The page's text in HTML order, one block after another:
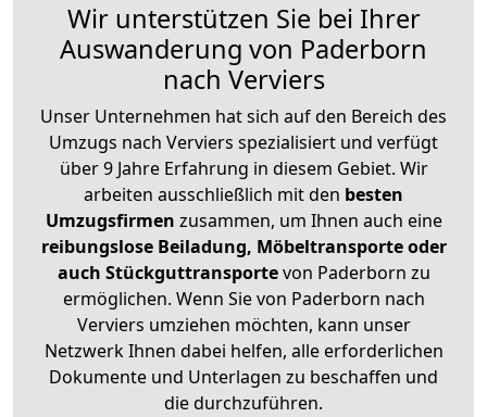
Wir unterstützen Sie bei Ihrer
Auswanderung von Paderborn
nach Verviers
Unser Unternehmen hat sich auf den Bereich des
Umzugs nach Verviers spezialisiert und verfügt
über 9 Jahre Erfahrung in diesem Gebiet. Wir
arbeiten ausschließlich mit den besten
Umzugsfirmen zusammen, um Ihnen auch eine
reibungslose Beiladung, Möbeltransporte oder
auch Stückguttransportevon Paderborn zu
ermöglichen. Wenn Sie von Paderborn nach
Verviers umziehen möchten, kann unser
Netzwerk Ihnen dabei helfen, alle erforderlichen
Dokumente und Unterlagen zu beschaffen und
die durchzuführen.